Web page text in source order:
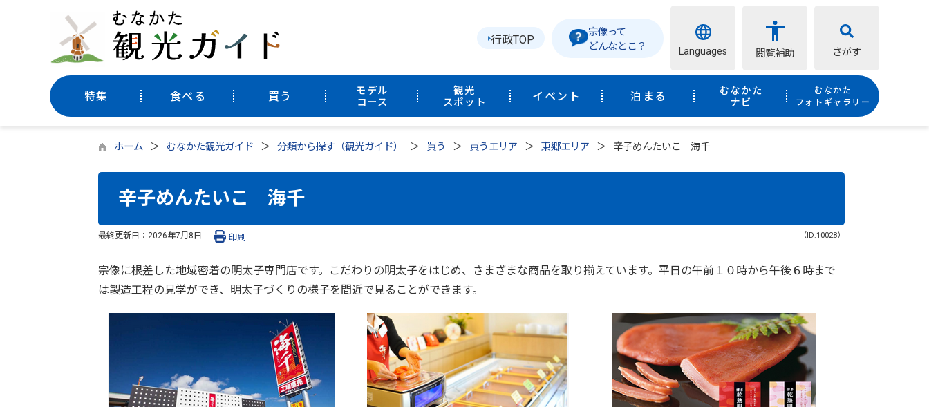
行政TOP
宗像って
どんなとこ？
Languages 閲覧補助 さがす
特集 食べる 買う
モデル
コース
観光
スポット
イベント 泊まる
むなかた
ナビ
むなかた
フォトギャラリー
ホーム むなかた観光ガイド 分類から探す（観光ガイド） 買う 買うエリア 東郷エリア 辛子めんたいこ 海千
辛子めんたいこ 海千
最終更新日： 2026年7月8日 （ID:10028）
印刷
宗像に根差した地域密着の明太子専門店です。こだわりの明太子をはじめ、さまざまな商品を取り揃えています。平日の午前１０時から午後６時まで
は製造工程の見学ができ、明太子づくりの様子を間近で見ることができます。